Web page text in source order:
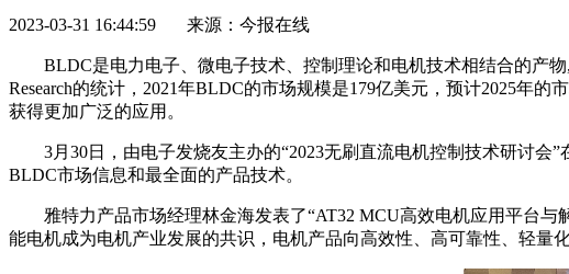
2023-03-31 16:44:59 来源：今报在线
BLDC是电力电子、微电子技术、控制理论和电机技术相结合的产
Research的统计，2021年BLDC的市场规模是179亿美元，预计2025年
获得更加广泛的应用。
3月30日，由电子发烧友主办的“2023无刷直流电机控制技术研讨
BLDC市场信息和最全面的产品技术。
雅特力产品市场经理林金海发表了“AT32 MCU高效电机应用平台
能电机成为电机产业发展的共识，电机产品向高效性、高可靠性、轻量